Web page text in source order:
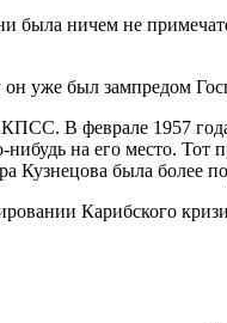
была ничем не
он уже был зампредом
В феврале 1957
на его место.
Кузнецова была
Карибского